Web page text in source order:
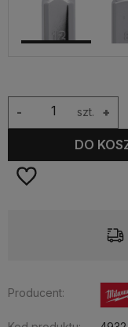
szt. +
-
DO
Producent: